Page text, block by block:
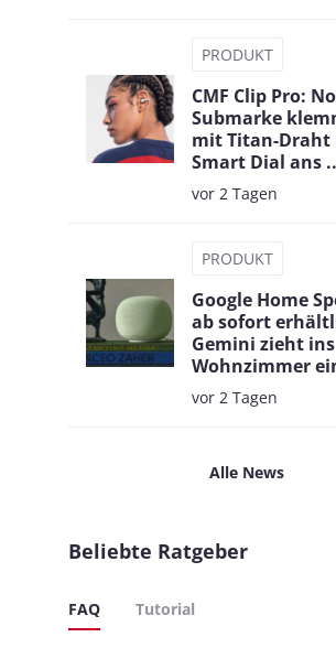
PRODUKT
CMF Clip Pro:
Submarke
mit Titan-Draht
Smart Dial ans
vor 2 Tagen
PRODUKT
Google Home
ab sofort
Gemini zieht ins
Wohnzimmer
vor 2 Tagen
Alle News
Beliebte Ratgeber
FAQ Tutorial